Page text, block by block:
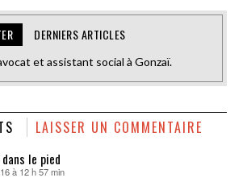
DERNIERS ARTICLES
et assistant social à Gonzaï.
LAISSER UN COMMENTAIRE
le pied
à 12 h 57 min